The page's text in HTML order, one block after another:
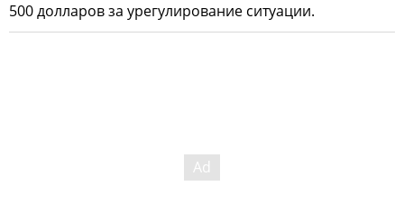
500 долларов за урегулирование ситуации.